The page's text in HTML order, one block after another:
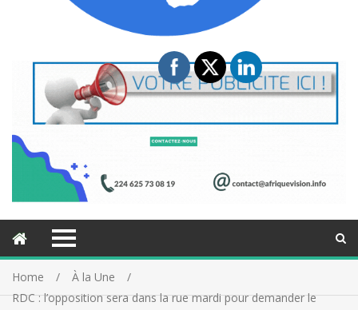
Home
À la Une
RDC : l’opposition sera dans la rue mardi pour demander le